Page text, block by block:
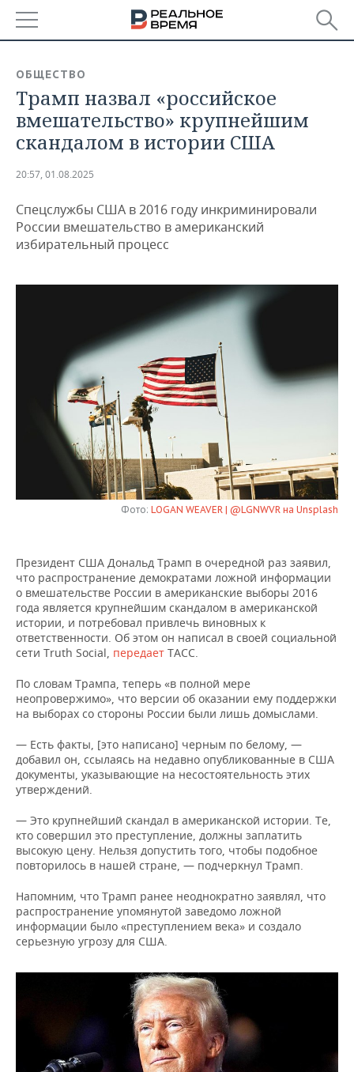
БАШКОРТОСТАН
ТАТАРСТАН
НОВОСТИ
АНАЛИТИКА
ДЕКЛАРАЦИИ О ДОХОДАХ
КОРОЛИ ГОСЗАКАЗА ПФО
ТОРГОВЫЕ ЦЕНТРЫ
НОВОСТИ ЭКОНОМИКИ
ФИНАНСЫ
ИНВЕСТИЦИИ
ПРОМЫШЛЕННОСТЬ
НОВОСТИ
ПРОМЫШЛЕННОСТИ
АГРОПРОМ
МАШИНОСТРОЕНИЕ
НЕФТЕХИМИЯ
НЕФТЬ
ЭНЕРГЕТИКА
НЕДВИЖИМОСТЬ
НОВОСТИ БИЗНЕСА
РОЗНИЧНАЯ ТОРГОВЛЯ
ТРАНСПОРТ
ТЕХНОЛОГИИ
НОВОСТИ ТЕХНОЛОГИЙ
ТЕЛЕКОММУНИКАЦИИ
МЕРОПРИЯТИЯ
НОВОСТИ МЕРОПРИЯТИЙ
ВЫЕЗДНАЯ РЕДАКЦИЯ
БИЗНЕС-БРАНЧИ
ОТКРЫТАЯ ЛЕКЦИЯ
СПОРТ
НОВОСТИ СПОРТА
БАСКЕТБОЛ
ВОЛЕЙБОЛ
КИБЕРСПОРТ
ВОДНЫЕ ВИДЫ СПОРТА
ХОККЕЙ С МЯЧОМ
ОБЩЕСТВО
НОВОСТИ ОБЩЕСТВА
ИНФРАСТРУКТУРА
ИСТОРИЯ
КУЛЬТУРА
ОБРАЗОВАНИЕ
ПРОИСШЕСТВИЯ
ФОТОГАЛЕРЕЯ
СПРАВОЧНИК
СПИСОК ПЕРСОН
СПИСОК КОМПАНИЙ
ПОЛНАЯ ВЕРСИЯ
ОБЩЕСТВО
Трамп назвал «российское
вмешательство» крупнейшим
скандалом в истории США
20:57, 01.08.2025
Спецслужбы США в 2016 году инкриминировали
России вмешательство в американский
избирательный процесс
Фото: LOGAN WEAVER | @LGNWVR на Unsplash
Президент США Дональд Трамп в очередной раз заявил,
что распространение демократами ложной информации
о вмешательстве России в американские выборы 2016
года является крупнейшим скандалом в американской
истории, и потребовал привлечь виновных к
ответственности. Об этом он написал в своей социальной
сети Truth Social, передает ТАСС.
По словам Трампа, теперь «в полной мере
неопровержимо», что версии об оказании ему поддержки
на выборах со стороны России были лишь домыслами.
— Есть факты, [это написано] черным по белому, —
добавил он, ссылаясь на недавно опубликованные в США
документы, указывающие на несостоятельность этих
утверждений.
— Это крупнейший скандал в американской истории. Те,
кто совершил это преступление, должны заплатить
высокую цену. Нельзя допустить того, чтобы подобное
повторилось в нашей стране, — подчеркнул Трамп.
Напомним, что Трамп ранее неоднократно заявлял, что
распространение упомянутой заведомо ложной
информации было «преступлением века» и создало
серьезную угрозу для США.